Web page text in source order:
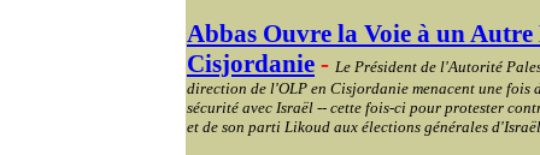
Abbas Ouvre la Voie à un
Cisjordanie - Le Président de l'Autorité
direction de l'OLP en Cisjordanie menacent une
sécurité avec Israël -- cette fois-ci pour protester
et de son parti Likoud aux élections générales